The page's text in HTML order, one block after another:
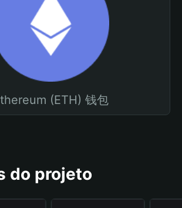
(ETH) 钱包
do projeto